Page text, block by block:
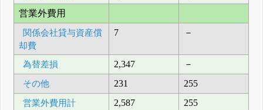
営業外費用
関係会社貸与資産償
却費
7 －
為替差損 2,347
－
その他
231
255
営業外費用計
2,587
255